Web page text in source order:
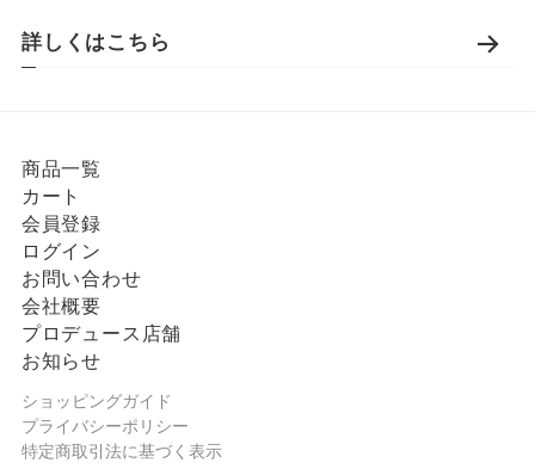
詳しくはこちら
商品一覧
カート
会員登録
ログイン
お問い合わせ
会社概要
プロデュース店舗
お知らせ
ショッピングガイド
プライバシーポリシー
特定商取引法に基づく表示